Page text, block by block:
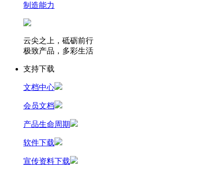
制造能力
云尖之上，砥砺前行
极致产品，多彩生活
支持下载
文档中心
会员文档
产品生命周期
软件下载
宣传资料下载